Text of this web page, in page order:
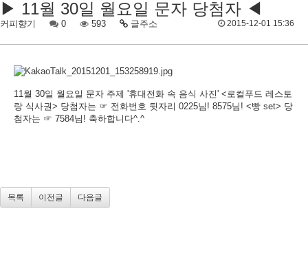
▶ 11월 30일 월요일 문자 당첨자 ◀
커피향기 0 593 글주소 2015-12-01 15:36
11월 30일 월요일 문자 주제 '휴대전화 속 음식 사진' <로컬푸드 레스토
랑 식사권> 당첨자는 ☞ 전화번호 뒷자리 0225님! 8575님! <빵 set> 당
첨자는 ☞ 7584님! 축하합니다^.^
목록 이전글 다음글